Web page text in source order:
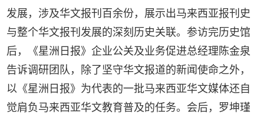
发展，涉及华文报刊百余份，展示出马来西亚报刊史
与整个华文报刊发展的深刻历史关联。参访完历史馆
后，《星洲日报》企业公关及业务促进总经理陈金泉
告诉调研团队，除了坚守华文报道的新闻使命之外，
以《星洲日报》为代表的一批马来西亚华文媒体还自
觉肩负马来西亚华文教育普及的任务。会后，罗坤瑾